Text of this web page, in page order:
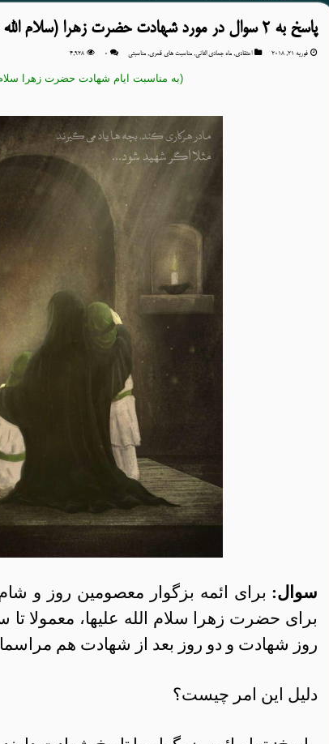
پاسخ به ۲ سوال در مورد شهادت حضرت زهرا (سلام الله علیها)
فوریه 21, 2018 اعتقادی, ماه جمادی الثانی, مناسبت های قمری, مناسبتی ۰ 4,928
(به مناسبت ایام شهادت حضرت زهرا سلام
سوال: برا ی ائمه بزگوار معصومین روز و
برای حضرت زهرا سلام الله علیها، معمولا
روز شهادت و دو روز بعد از شهادت هم
دلیل این امر چیست؟